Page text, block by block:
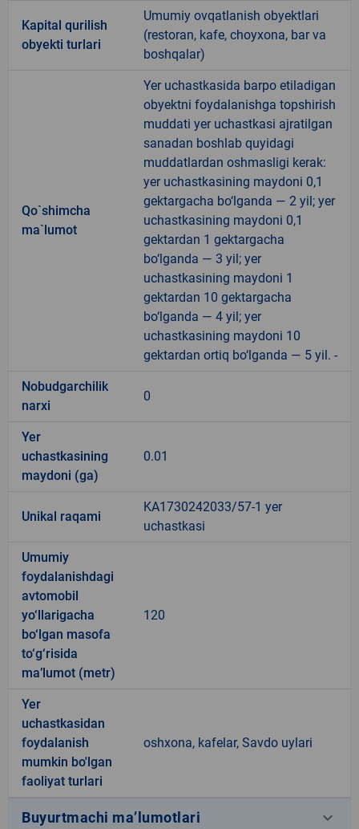
Kapital qurilish
obyekti turlari
Umumiy ovqatlanish obyektlari
(restoran, kafe, choyxona, bar va
boshqalar)
Qo`shimcha
ma`lumot
Yer uchastkasida barpo etiladigan
obyektni foydalanishga topshirish
muddati yer uchastkasi ajratilgan
sanadan boshlab quyidagi
muddatlardan oshmasligi kerak:
yer uchastkasining maydoni 0,1
gektargacha bo‘lganda — 2 yil; yer
uchastkasining maydoni 0,1
gektardan 1 gektargacha
bo‘lganda — 3 yil; yer
uchastkasining maydoni 1
gektardan 10 gektargacha
bo‘lganda — 4 yil; yer
uchastkasining maydoni 10
gektardan ortiq bo‘lganda — 5 yil. -
Nobudgarchilik
narxi
0
Yer
uchastkasining
maydoni (ga)
0.01
Unikal raqami
KA1730242033/57-1 yer
uchastkasi
Umumiy
foydalanishdagi
avtomobil
yo‘llarigacha
bo‘lgan masofa
to‘g‘risida
ma’lumot (metr)
120
Yer
uchastkasidan
foydalanish
mumkin bo'lgan
faoliyat turlari
oshxona, kafelar, Savdo uylari
Buyurtmachi ma’lumotlari keyboard_arrow_down